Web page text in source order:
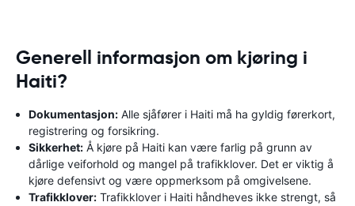
Generell informasjon om kjøring i
Haiti?
Dokumentasjon: Alle sjåfører i Haiti må ha gyldig førerkort,
registrering og forsikring.
Sikkerhet: Å kjøre på Haiti kan være farlig på grunn av
dårlige veiforhold og mangel på trafikklover. Det er viktig å
kjøre defensivt og være oppmerksom på omgivelsene.
Trafikklover: Trafikklover i Haiti håndheves ikke strengt, så